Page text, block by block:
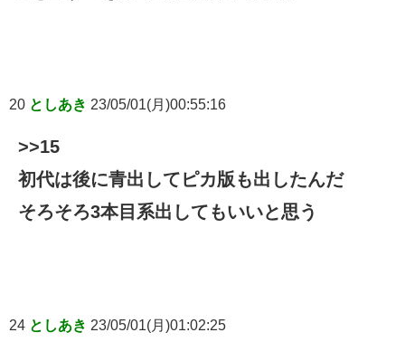
20 としあき 23/05/01(月)00:55:16
>>15
初代は後に青出してピカ版も出したんだ
そろそろ3本目系出してもいいと思う
24 としあき 23/05/01(月)01:02:25